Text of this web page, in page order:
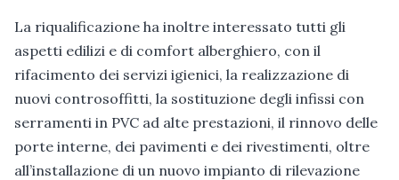
La riqualificazione ha inoltre interessato tutti gli
aspetti edilizi e di comfort alberghiero, con il
rifacimento dei servizi igienici, la realizzazione di
nuovi controsoffitti, la sostituzione degli infissi con
serramenti in PVC ad alte prestazioni, il rinnovo delle
porte interne, dei pavimenti e dei rivestimenti, oltre
all’installazione di un nuovo impianto di rilevazione